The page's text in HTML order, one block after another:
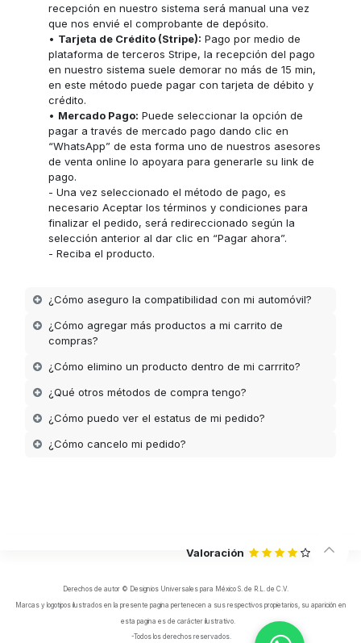
recepción en nuestro sistema será manual una vez
que nos envié el comprobante de depósito.
• Tarjeta de Crédito (Stripe): Pago por medio de
plataforma de terceros Stripe, la recepción del pago
en nuestro sistema suele demorar no más de 15 min,
en este método puede pagar con tarjeta de débito y
crédito.
• Mercado Pago: Puede seleccionar la opción de
pagar a través de mercado pago dando clic en
“WhatsApp” de esta forma uno de nuestros asesores
de venta online lo apoyara para generarle su link de
pago.
- Una vez seleccionado el método de pago, es
necesario Aceptar los términos y condiciones para
finalizar el pedido, será redireccionado según la
selección anterior al dar clic en “Pagar ahora”.
- Reciba el producto.
¿Cómo aseguro la compatibilidad con mi automóvil?
¿Cómo agregar más productos a mi carrito de
compras?
¿Cómo elimino un producto dentro de mi carrrito?
¿Qué otros métodos de compra tengo?
¿Cómo puedo ver el estatus de mi pedido?
¿Cómo cancelo mi pedido?
Valoración
Derechos de autor © Designios Universales para México S. de R.L. de C.V.
Marcas y logotipos ilustrados en la presente pagina pertenecen a sus respectivos propietarios, su aparición en
esta pagina es de carácter ilustrativo.
-Todos los derechos reservados.